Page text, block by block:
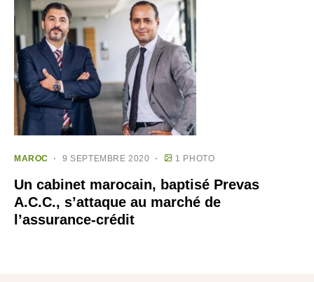
MAROC 9 SEPTEMBRE 2020 1 PHOTO
Un cabinet marocain, baptisé Prevas
A.C.C., s’attaque au marché de
l’assurance-crédit